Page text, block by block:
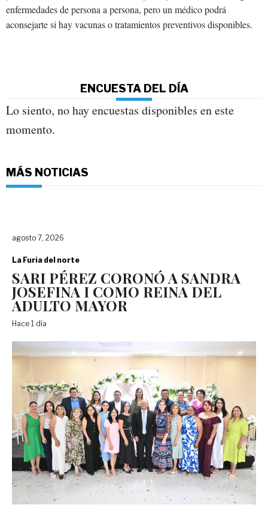
enfermedades de persona a persona, pero un médico podrá
aconsejarte si hay vacunas o tratamientos preventivos disponibles.
ENCUESTA DEL DÍA
Lo siento, no hay encuestas disponibles en este
momento.
MÁS NOTICIAS
agosto 7, 2026
La Furia del norte
SARI PÉREZ CORONÓ A SANDRA
JOSEFINA I COMO REINA DEL
ADULTO MAYOR
Hace 1 día